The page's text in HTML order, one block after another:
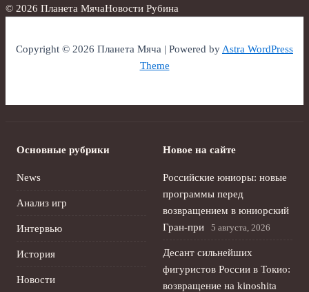
© 2026 Планета МячаНовости Рубина
Copyright © 2026 Планета Мяча | Powered byAstra WordPress
Theme
Основные рубрики
News
Анализ игр
Интервью
История
Новости
Новое на сайте
Российские юниоры: новые
программы перед
возвращением в юниорский
Гран-при
5 августа, 2026
Десант сильнейших
фигуристов России в Токио:
возвращение на kinoshita